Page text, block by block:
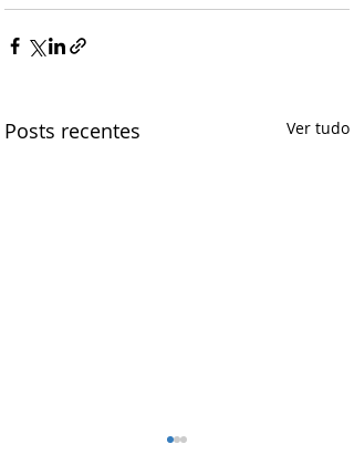
Posts recentes Ver tudo